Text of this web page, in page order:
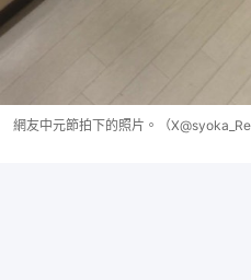
網友中元節拍下的照片。（